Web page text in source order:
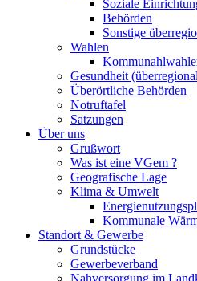
Soziale
Behörden
Sonstige
Wahlen
Gesundheit
Überörtliche Behörden
Notruftafel
Satzungen
Über uns
Grußwort
Was ist eine VGem ?
Geografische Lage
Klima & Umwelt
Kommunale
Standort & Gewerbe
Grundstücke
Gewerbeverband
Nahversorgung im